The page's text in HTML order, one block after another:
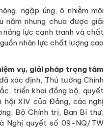
ngập úng, ô nhiễm môi
năm nhưng chưa được giải
năng lực cạnh tranh và chất
nhân lực chất lượng cao
vụ, giải pháp trọng tâm
xác định, Thủ tướng Chính
triển khai đồng bộ, quyết
hội XIV của Đảng, các nghị
Bộ Chính trị, Ban Bí thư,
Nghị quyết số 09-NQ/TW